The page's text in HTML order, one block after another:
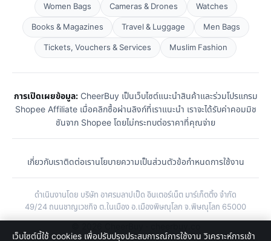
Women Bags
Cameras & Drones
Watches
Books & Magazines
Travel & Luggage
Men Bags
Tickets, Vouchers & Services
Muslim Fashion
การเปิดเผยข้อมูล:CheerBuy เป็นเว็บไซต์แนะนำสินค้าและร่วมโปรแกรม
Shopee Affiliate เมื่อคลิกซื้อผ่านลิงก์ที่เราแนะนำ เราจะได้รับค่าคอมมิช
ชันจาก Shopee โดยไม่กระทบต่อราคาที่คุณจ่าย
เกี่ยวกับเราติดต่อเรานโยบายความเป็นส่วนตัวข้อกำหนดการใช้งาน
ดำเนินงานโดย บริษัท อาศรมลาปเป็ด อินเตอร์เน็ต มาร์เก็ตติ้ง จำกัด
49/24 ถนนชาญเวชกิจ ต.ในเมือง อ.เมืองพิษณุโลก จ.พิษณุโลก 65000
เว็บไซต์นี้ใช้ cookies เพื่อปรับปรุงประสบการณ์การใช้งาน วิเคราะห์การเข้า